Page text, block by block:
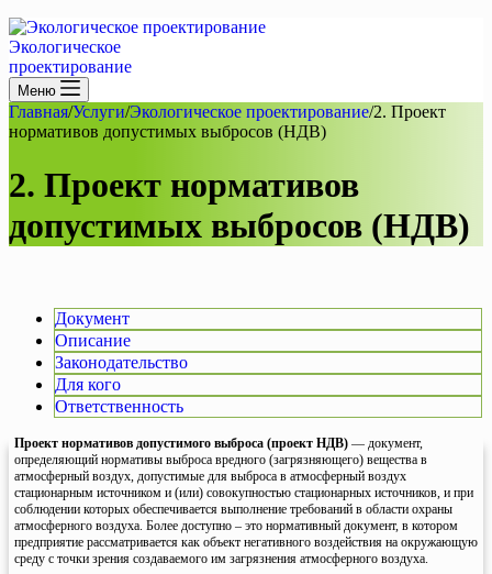
Экологическое
проектирование
Меню
Главная/Услуги/Экологическое проектирование/2. Проект
нормативов допустимых выбросов (НДВ)
2. Проект нормативов
допустимых выбросов (НДВ)
Документ
Описание
Законодательство
Для кого
Ответственность
Проект нормативов допустимого выброса (проект НДВ) — документ,
определяющий нормативы выброса вредного (загрязняющего) вещества в
атмосферный воздух, допустимые для выброса в атмосферный воздух
стационарным источником и (или) совокупностью стационарных источников, и при
соблюдении которых обеспечивается выполнение требований в области охраны
атмосферного воздуха. Более доступно – это нормативный документ, в котором
предприятие рассматривается как объект негативного воздействия на окружающую
среду с точки зрения создаваемого им загрязнения атмосферного воздуха.